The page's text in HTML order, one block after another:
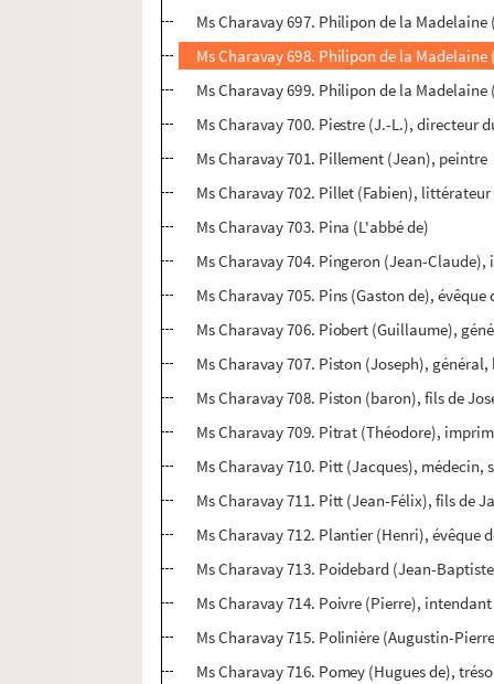
Ms Charavay 697. Philipon de la
Ms Charavay 698. Philipon de la
Ms Charavay 699. Philipon de la
Ms Charavay 700. Piestre (J.-L.), directeur
Ms Charavay 701. Pillement (Jean), peintre
Ms Charavay 702. Pillet (Fabien), littérateur
Ms Charavay 703. Pina (L'abbé de)
Ms Charavay 704. Pingeron (Jean-
Ms Charavay 705. Pins (Gaston de),
Ms Charavay 706. Piobert (Guillaume),
Ms Charavay 707. Piston (Joseph),
Ms Charavay 708. Piston (baron), fils de
Ms Charavay 709. Pitrat (Théodore),
Ms Charavay 710. Pitt (Jacques), médecin,
Ms Charavay 711. Pitt (Jean-Félix), fils de
Ms Charavay 712. Plantier (Henri), évêque
Ms Charavay 713. Poidebard (Jean-
Ms Charavay 714. Poivre (Pierre),
Ms Charavay 715. Polinière (Augustin-
Ms Charavay 716. Pomey (Hugues de),